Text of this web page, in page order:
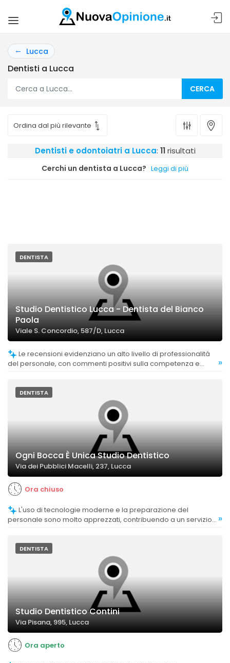
Lucca
Dentisti a Lucca
CERCA
Dentisti e odontoiatri a Lucca: 11risultati
Cerchi un dentista a Lucca? Leggi di più
DENTISTA
Studio Dentistico Lucca - Dentista del Bianco
Paola
Viale S. Concordio, 587/D, Lucca
del personale, con commenti positivi sulla competenza e
»
DENTISTA
Ogni Bocca È Unica Studio Dentistico
Via dei Pubblici Macelli, 237, Lucca
Ora chiuso
personale sono molto apprezzati, contribuendo a un servizio
»
DENTISTA
Studio Dentistico Contini
Via Pisana, 995, Lucca
Ora aperto